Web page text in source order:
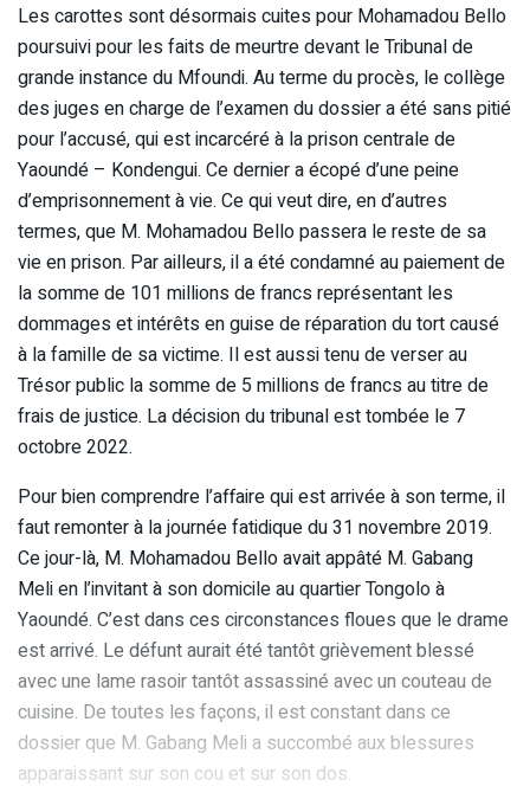
Les carottes sont désormais cuites pour Mohamadou Bello
poursuivi pour les faits de meurtre devant le Tribunal de
grande instance du Mfoundi. Au terme du procès, le collège
des juges en charge de l’examen du dossier a été sans pitié
pour l’accusé, qui est incarcéré à la prison centrale de
Yaoundé – Kondengui. Ce dernier a écopé d’une peine
d’emprisonnement à vie. Ce qui veut dire, en d’autres
termes, que M. Mohamadou Bello passera le reste de sa
vie en prison. Par ailleurs, il a été condamné au paiement de
la somme de 101 millions de francs représentant les
dommages et intérêts en guise de réparation du tort causé
à la famille de sa victime. Il est aussi tenu de verser au
Trésor public la somme de 5 millions de francs au titre de
frais de justice. La décision du tribunal est tombée le 7
octobre 2022.
Pour bien comprendre l’affaire qui est arrivée à son terme, il
faut remonter à la journée fatidique du 31 novembre 2019.
Ce jour-là, M. Mohamadou Bello avait appâté M. Gabang
Meli en l’invitant à son domicile au quartier Tongolo à
Yaoundé. C’est dans ces circonstances floues que le drame
est arrivé. Le défunt aurait été tantôt grièvement blessé
avec une lame rasoir tantôt assassiné avec un couteau de
cuisine. De toutes les façons, il est constant dans ce
dossier que M. Gabang Meli a succombé aux blessures
apparaissant sur son cou et sur son dos.